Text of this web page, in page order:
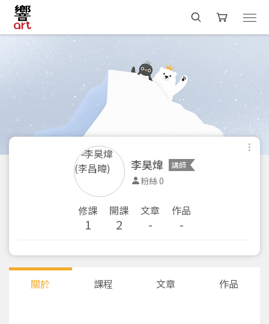
李昊煒 講師
粉絲 0
修課
1
開課
2
文章
-
作品
-
關於 課程 文章 作品